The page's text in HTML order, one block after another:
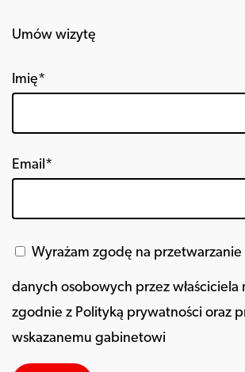
Umów wizytę
Imię*
Email*
Wyrażam zgodę na przetwarzanie
danych osobowych przez właściciela
zgodnie z Polityką prywatności oraz
wskazanemu gabinetowi